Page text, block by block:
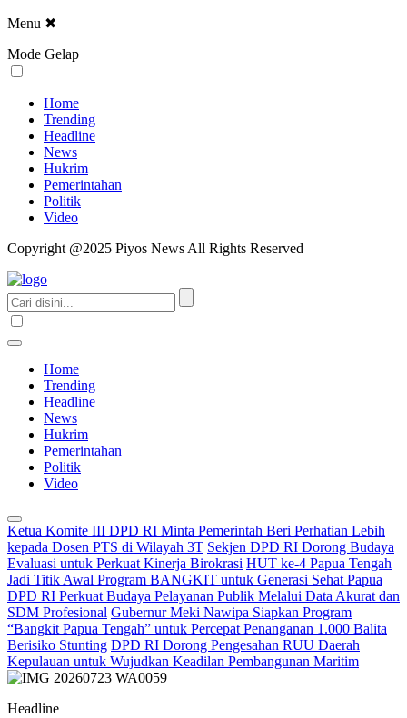
Menu ✖
Mode Gelap
Home
Trending
Headline
News
Hukrim
Pemerintahan
Politik
Video
Copyright @2025 Piyos News All Rights Reserved
Home
Trending
Headline
News
Hukrim
Pemerintahan
Politik
Video
Ketua Komite III DPD RI Minta Pemerintah Beri Perhatian Lebih
kepada Dosen PTS di Wilayah 3T Sekjen DPD RI Dorong Budaya
Evaluasi untuk Perkuat Kinerja Birokrasi HUT ke-4 Papua Tengah
Jadi Titik Awal Program BANGKIT untuk Generasi Sehat Papua
DPD RI Perkuat Budaya Pelayanan Publik Melalui Data Akurat dan
SDM Profesional Gubernur Meki Nawipa Siapkan Program
“Bangkit Papua Tengah” untuk Percepat Penanganan 1.000 Balita
Berisiko Stunting DPD RI Dorong Pengesahan RUU Daerah
Kepulauan untuk Wujudkan Keadilan Pembangunan Maritim
Headline